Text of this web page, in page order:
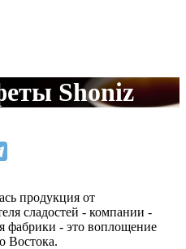
Shoniz
продукция от
сладостей - компании -
фабрики - это воплощение
Востока.